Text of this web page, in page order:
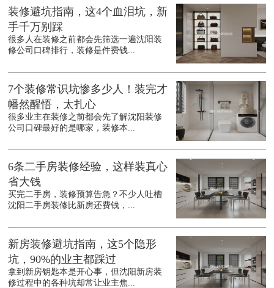
装修避坑指南，这4个血泪坑，新
手千万别踩
很多人在装修之前都会先筛选一遍沈阳装
修公司口碑排行，装修是件费钱...
7个装修常识坑惨多少人！装完才
幡然醒悟，太扎心
很多业主在装修之前都会先了解沈阳装修
公司口碑最好的是哪家，装修本...
6条二手房装修经验，这样装真心
省大钱
买完二手房，装修预算告急？不少人吐槽
沈阳二手房装修比新房还费钱，...
新房装修避坑指南，这5个隐形
坑，90%的业主都踩过
拿到新房钥匙本是开心事，但沈阳新房装
修过程中的各种坑却常让业主焦...